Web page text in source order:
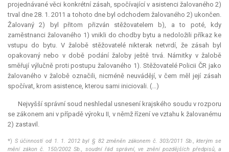
projednávané věci konkrétní zásah, spočívající v asistenci žalovaného 2)
trval dne 28. 1. 2011 a tohoto dne byl odchodem žalovaného 2) ukončen.
Žalovaný 2) byl přitom přizván stěžovatelem b), a to poté, kdy
zaměstnanci žalovaného 1) vnikli do chodby bytu a nedoložili příkaz ke
vstupu do bytu. V žalobě stěžovatelé nikterak netvrdí, že zásah byl
opakovaný nebo v době podání žaloby ještě trvá. Námitky v žalobě
směřují výlučně proti postupu žalovaného 1). Stěžovatelé Policii ČR jako
žalovaného v žalobě označili, nicméně neuvádějí, v čem měl její zásah
spočívat, krom asistence, kterou sami iniciovali. (...)
Nejvyšší správní soud neshledal usnesení krajského soudu v rozporu
se zákonem ani v případě výroku II, v němž řízení ve vztahu k žalovanému
2) zastavil.
*) S účinností od 1. 1. 2012 byl § 82 změněn zákonem č. 303/2011 Sb., kterým se
mění zákon č. 150/2002 Sb., soudní řád správní, ve znění pozdějších předpisů, a